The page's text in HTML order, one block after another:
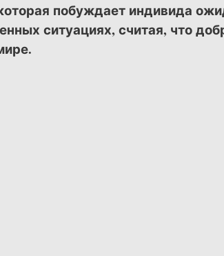
побуждает индивида
ситуациях, считая, что